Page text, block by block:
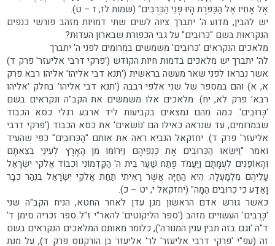
אֶל אָחִיו אֶל הַכַּפֹּרֶת הָיוּ פְּנֵי הַכְּרֻבִים" (שמות לז, ז – ט).
יש להבין, מדוע ה' יתברך ציוה לשים שתי דמויות מזהב פורשי כנפים
הנקראות בשם "כְּרוּבִים" על גבי הכפורת שבארון העדוּת?
מלאכים הנקראים 'כְּרוּבִים' משמשים במרומים לפני ה' יתברך
לה' יתברך יש מלאכים בדמות חיוֹת הקוֹדש ('פרקי דרבי אליעזר' פרק ד)
אשר נבראו לפני שאר מעשה בראשית ('תנא דבי אליהו' אליהו רבא פרק
א, א) והם במספר של שני אלפי רבבה ('תנא דבי אליהו' בחלק 'אליהו
רבא' פרק לא, יח). מלאכים אלו משמשים את הקב"ה ונקראים בשם
'כְּרוּבִים'. כמה מהם נמצאים בקביעות ליד ארבע רגלי כסא הכבוד
שבמרומים, עד שנראה כאילו הם 'נוֹשׂאים' את כסא הכבוד ('פרקי דרבי
אליעזר' פרק ד). יחזקאל הנביא ראה את אותם "הַכְּרוּבִים" כפי שהעיד
ואמר "וַיִּשְׂאוּ הַכְּרוּבִים אֶת כַּנְפֵיהֶם וַיֵּרוֹמּוּ מִן הָאָרֶץ לְעֵינַי בְּצֵאתָם
וְהָאוֹפַנִּים לְעֻמָּתָם וַיַּעֲמֹד פֶּתַח שַׁעַר בֵּית ה' הַקַּדְמוֹנִי וּכְבוֹד אֱלֹקֵי יִשְׂרָאֵל
עֲלֵיהֶם מִלְמָעְלָה: הִיא הַחַיָּה אֲשֶׁר רָאִיתִי תַּחַת אֱלֹקֵי יִשְׂרָאֵל בִּנְהַר כְּבָר
וָאֵדַע כִּי כְרוּבִים הֵמָּה" (יחזקאל י, יט – כ).
כאשר גורש אדם הראשון מגן עדן לאחר החטא, הניח הקב"ה שני
'כְּרֻבִים' העשויים מזהב ('ספר הליקוטים' להאר"י ז"ל ספר זכריה סימן ד'
ד"ה 'וגם בזה תבין ענין המנורה'), כלומר מאותם המלאכים הנקראים בשם
זה (עפ"י 'פרקי דרבי אליעזר' לר' אליעזר בן הורקנוס פרק ד), על מנת